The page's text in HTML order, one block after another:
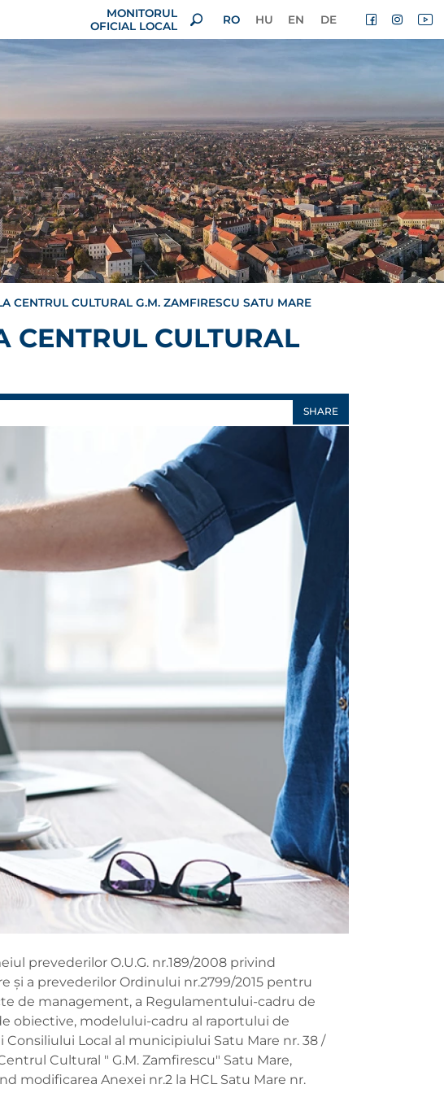
MONITORUL
OFICIAL LOCAL
RO HU EN DE
CENTRUL CULTURAL G.M. ZAMFIRESCU SATU MARE
CENTRUL CULTURAL
SHARE
prevederilor O.U.G. nr.189/2008 privind
a prevederilor Ordinului nr.2799/2015 pentru
de management, a Regulamentului-cadru de
obiective, modelului-cadru al raportului de
Local al municipiului Satu Mare nr. 38 /
Cultural " G.M. Zamfirescu" Satu Mare,
modificarea Anexei nr.2 la HCL Satu Mare nr.